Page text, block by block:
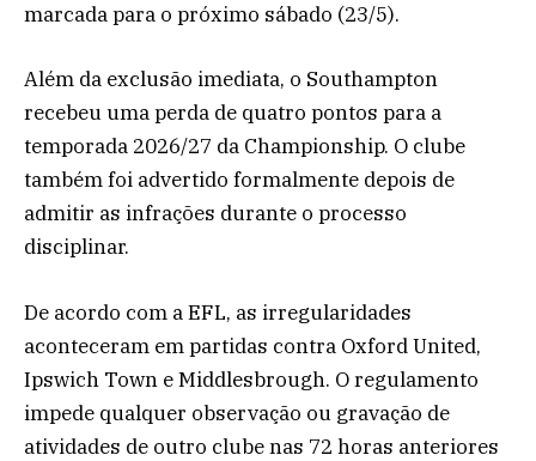
marcada para o próximo sábado (23/5).
Além da exclusão imediata, o Southampton
recebeu uma perda de quatro pontos para a
temporada 2026/27 da Championship. O clube
também foi advertido formalmente depois de
admitir as infrações durante o processo
disciplinar.
De acordo com a EFL, as irregularidades
aconteceram em partidas contra Oxford United,
Ipswich Town e Middlesbrough. O regulamento
impede qualquer observação ou gravação de
atividades de outro clube nas 72 horas anteriores